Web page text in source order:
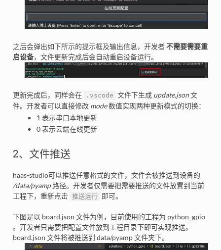
之后会弹出如下所示的提示框及输出信息，开发者不需要需要重
启设备，文件更新完成后会自动重启设备运行。
更新完成后，同样会在 .vscode 文件下生成 update.json文
件。开发者可以直接修改 mode数值实现两种更新模式的切换：
1 表示串口本地更新
0 表示云端在线更新
2、文件推送
haas-studio可以推送任意格式的文件，文件会被推送到设备的
/data/pyamp路径。开发者仅需要把需要推送的文件放置到当前
工程下，重新点击 推送运行 即可。
下图是以 board.json 文件为例，目前使用的工程为 python_gpio
。开发者只需要把配置文件放到工程目录下即可实现推送。
board.json 文件将被推送到 data/pyamp 文件夹下。